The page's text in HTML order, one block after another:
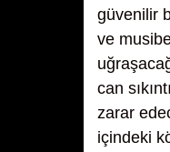
güvenilir
ve
can
zarar
içindeki